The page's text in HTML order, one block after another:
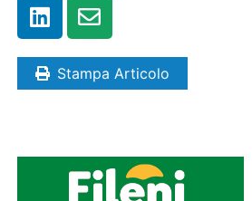
Stampa Articolo